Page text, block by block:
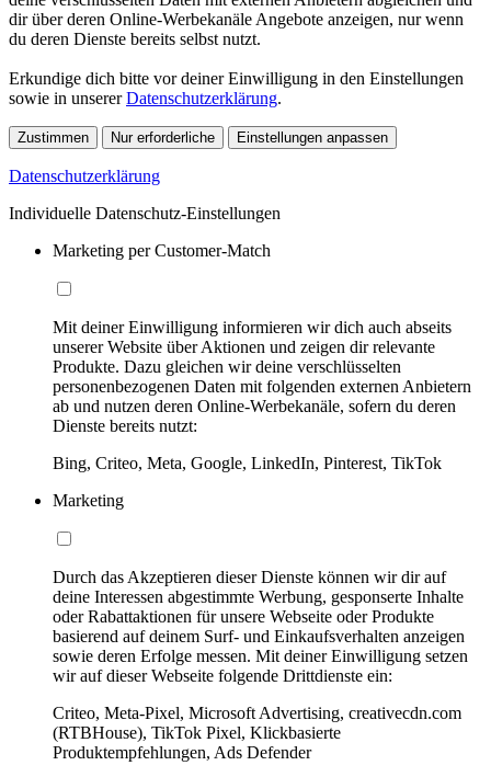
dir über deren Online-Werbekanäle Angebote anzeigen, nur wenn
du deren Dienste bereits selbst nutzt.
Erkundige dich bitte vor deiner Einwilligung in den Einstellungen
sowie in unsererDatenschutzerklärung.
Zustimmen Nur erforderliche Einstellungen anpassen
Datenschutzerklärung
Individuelle Datenschutz-Einstellungen
Marketing per Customer-Match
Mit deiner Einwilligung informieren wir dich auch abseits
unserer Website über Aktionen und zeigen dir relevante
Produkte. Dazu gleichen wir deine verschlüsselten
personenbezogenen Daten mit folgenden externen Anbietern
ab und nutzen deren Online-Werbekanäle, sofern du deren
Dienste bereits nutzt:
Bing, Criteo, Meta, Google, LinkedIn, Pinterest, TikTok
Marketing
Durch das Akzeptieren dieser Dienste können wir dir auf
deine Interessen abgestimmte Werbung, gesponserte Inhalte
oder Rabattaktionen für unsere Webseite oder Produkte
basierend auf deinem Surf- und Einkaufsverhalten anzeigen
sowie deren Erfolge messen. Mit deiner Einwilligung setzen
wir auf dieser Webseite folgende Drittdienste ein:
Criteo, Meta-Pixel, Microsoft Advertising, creativecdn.com
(RTBHouse), TikTok Pixel, Klickbasierte
Produktempfehlungen, Ads Defender